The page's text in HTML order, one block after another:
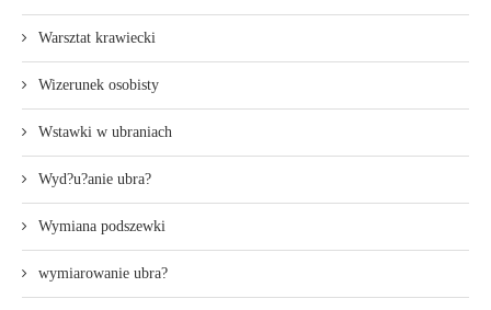
Warsztat krawiecki
Wizerunek osobisty
Wstawki w ubraniach
Wyd?u?anie ubra?
Wymiana podszewki
wymiarowanie ubra?